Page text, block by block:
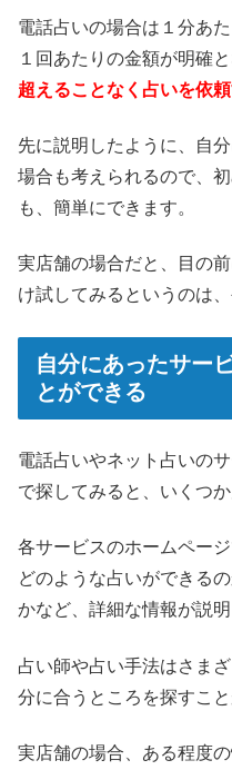
電話占いの場合は１分あ
１回あたりの金額が明確
超えることなく占いを依
先に説明したように、自
場合も考えられるので、
も、簡単にできます。
実店舗の場合だと、目の
け試してみるというのは
自分にあったサー
とができる
電話占いやネット占いの
で探してみると、いくつか
各サービスのホームペー
どのような占いができる
かなど、詳細な情報が説明
占い師や占い手法はさま
分に合うところを探すこと
実店舗の場合、ある程度